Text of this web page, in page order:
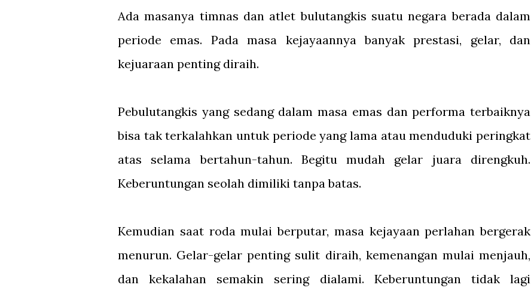
Ada masanya timnas dan atlet bulutangkis suatu negara berada dalam
periode emas. Pada masa kejayaannya banyak prestasi, gelar, dan
kejuaraan penting diraih.
Pebulutangkis yang sedang dalam masa emas dan performa terbaiknya
bisa tak terkalahkan untuk periode yang lama atau menduduki peringkat
atas selama bertahun-tahun. Begitu mudah gelar juara direngkuh.
Keberuntungan seolah dimiliki tanpa batas.
Kemudian saat roda mulai berputar, masa kejayaan perlahan bergerak
menurun. Gelar-gelar penting sulit diraih, kemenangan mulai menjauh,
dan kekalahan semakin sering dialami. Keberuntungan tidak lagi